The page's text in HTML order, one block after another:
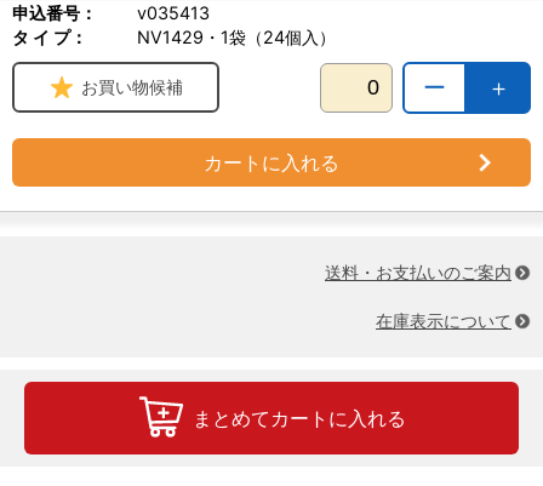
申込番号：
v035413
タ イ プ：
NV1429・1袋（24個入）
＋
ー
お買い物候補
カートに入れる
送料・お支払いのご案内
在庫表示について
まとめてカートに入れる